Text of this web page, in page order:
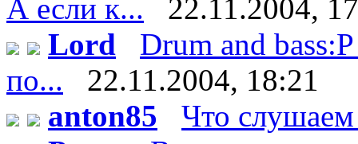
А если к...
22.11.2004,
Lord
Drum and
по...
22.11.2004, 18:21
anton85
Что